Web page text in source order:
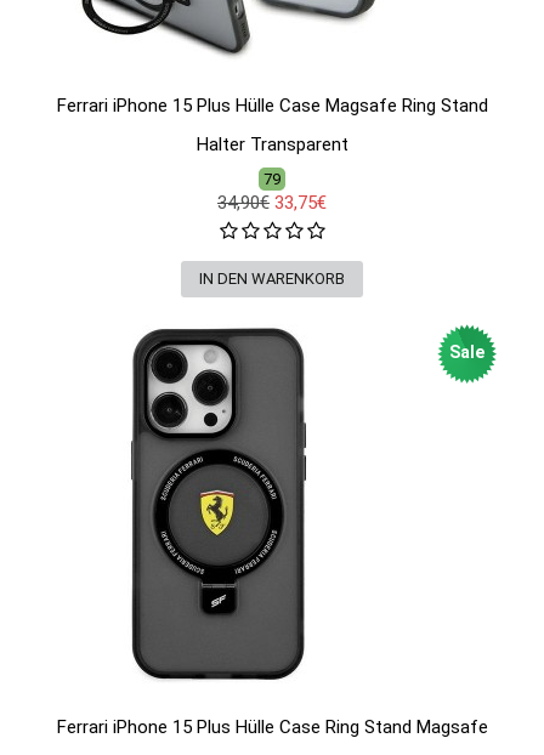
Ferrari iPhone 15 Plus Hülle Case Magsafe Ring Stand
Halter Transparent
79
34,90€ 33,75€
Sale
Ferrari iPhone 15 Plus Hülle Case Ring Stand Magsafe